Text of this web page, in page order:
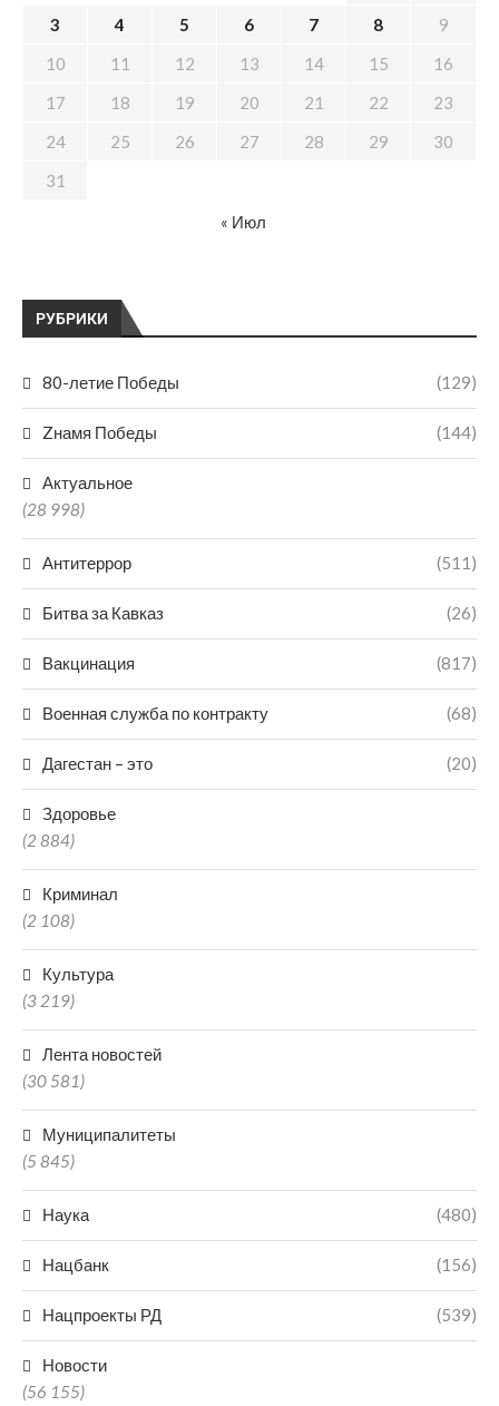
РУБРИКИ
80-летие Победы (129)
Zнамя Победы (144)
Актуальное
(28 998)
Антитеррор (511)
Битва за Кавказ (26)
Вакцинация (817)
Военная служба по контракту (68)
Дагестан – это (20)
Здоровье
(2 884)
Криминал
(2 108)
Культура
(3 219)
Лента новостей
(30 581)
Муниципалитеты
(5 845)
Наука (480)
Нацбанк (156)
Нацпроекты РД (539)
Новости
(56 155)
3 4 5 6 7 8
9
10
11 12 13 14 15
16
17
18 19 20 21 22
23
24
25 26 27 28 29
30
31
« Июл